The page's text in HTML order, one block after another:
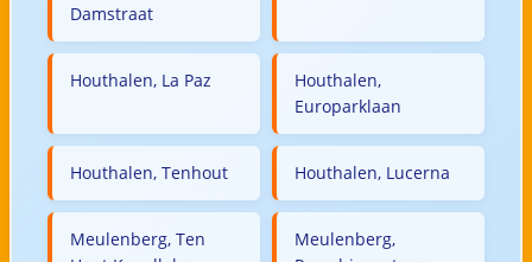
Damstraat
Houthalen, La Paz
Houthalen,
Europarklaan
Houthalen, Tenhout Houthalen, Lucerna
Meulenberg, Ten
Meulenberg,